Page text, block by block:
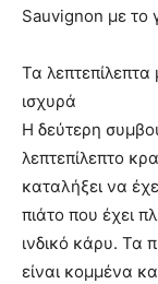
Sauvignon με το
Τα λεπτεπίλεπτα
ισχυρά
Η δεύτερη
λεπτεπίλεπτο
καταλήξει να
πιάτο που έχει
ινδικό κάρυ. Τα
είναι κομμένα